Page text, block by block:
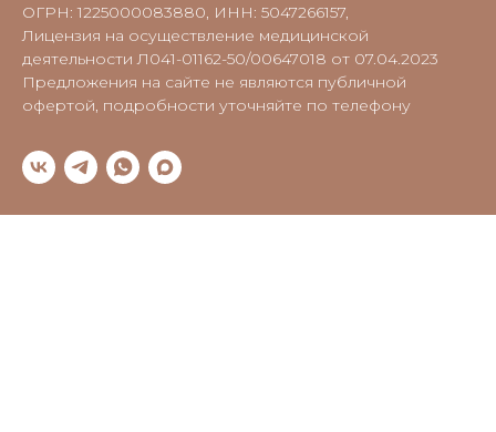
ОГРН: 1225000083880, ИНН: 5047266157,
Лицензия на осуществление медицинской
деятельности Л041-01162-50/00647018 от 07.04.2023
Предложения на сайте не являются публичной
офертой, подробности уточняйте по телефону